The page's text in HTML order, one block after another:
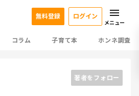
コラム 子育て本 ホンネ調査
無料登録 ログイン
メニュー
著者をフォロー